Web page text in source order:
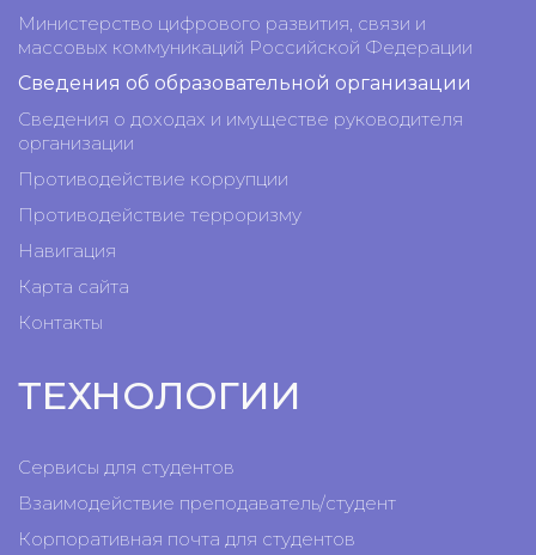
Министерство цифрового развития, связи и
массовых коммуникаций Российской Федерации
Сведения об образовательной организации
Сведения о доходах и имуществе руководителя
организации
Противодействие коррупции
Противодействие терроризму
Навигация
Карта сайта
Контакты
ТЕХНОЛОГИИ
Сервисы для студентов
Взаимодействие преподаватель/студент
Корпоративная почта для студентов